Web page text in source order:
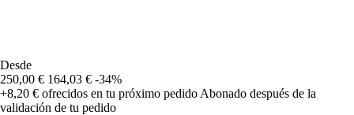
Desde
250,00 € 164,03 € -34%
+8,20 € ofrecidos en tu próximo pedido Abonado después de la
validación de tu pedido